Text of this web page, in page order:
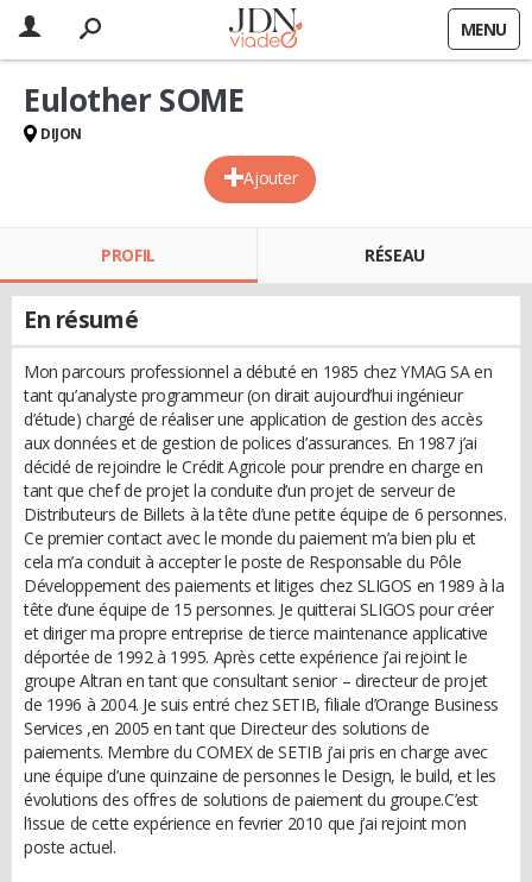
MENU
Ajouter
Eulother SOME
DIJON
PROFIL RÉSEAU
En résumé
Mon parcours professionnel a débuté en 1985 chez YMAG SA en
tant qu’analyste programmeur (on dirait aujourd’hui ingénieur
d’étude) chargé de réaliser une application de gestion des accès
aux données et de gestion de polices d’assurances. En 1987 j’ai
décidé de rejoindre le Crédit Agricole pour prendre en charge en
tant que chef de projet la conduite d’un projet de serveur de
Distributeurs de Billets à la tête d’une petite équipe de 6 personnes.
Ce premier contact avec le monde du paiement m’a bien plu et
cela m’a conduit à accepter le poste de Responsable du Pôle
Développement des paiements et litiges chez SLIGOS en 1989 à la
tête d’une équipe de 15 personnes. Je quitterai SLIGOS pour créer
et diriger ma propre entreprise de tierce maintenance applicative
déportée de 1992 à 1995. Après cette expérience j’ai rejoint le
groupe Altran en tant que consultant senior – directeur de projet
de 1996 à 2004. Je suis entré chez SETIB, filiale d’Orange Business
Services ,en 2005 en tant que Directeur des solutions de
paiements. Membre du COMEX de SETIB j’ai pris en charge avec
une équipe d’une quinzaine de personnes le Design, le build, et les
évolutions des offres de solutions de paiement du groupe.C’est
l’issue de cette expérience en fevrier 2010 que j’ai rejoint mon
poste actuel.